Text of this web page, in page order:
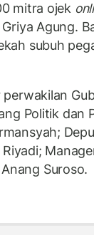
mitra ojek
Agung.
subuh
Politik dan
Suroso.